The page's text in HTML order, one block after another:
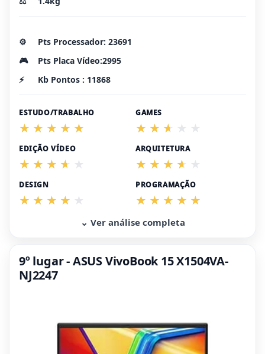
⚙️
Pts Processador: 23691
🎮
Pts Placa Vídeo:2995
⚡
Kb Pontos : 11868
ESTUDO/TRABALHO GAMES
EDIÇÃO VÍDEO ARQUITETURA
DESIGN PROGRAMAÇÃO
⌄ Ver análise completa
9º lugar - ASUS VivoBook 15 X1504VA-
NJ2247